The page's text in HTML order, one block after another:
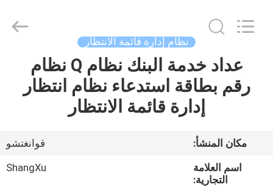
الصفحة
الرئيسية
معلومات
نظام إدارة قائمة الانتظار
عداد خدمة البنك نظام Q نظام
رقم بطاقة استدعاء نظام انتظار
إدارة قائمة الانتظار
مكان المنشأ:
قوانغتشو
اسم العلامة
التجارية:
ShangXu